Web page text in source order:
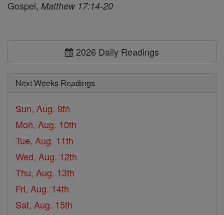
Gospel, Matthew 17:14-20
2026 Daily Readings
Next Weeks Readings
Sun, Aug. 9th
Mon, Aug. 10th
Tue, Aug. 11th
Wed, Aug. 12th
Thu, Aug. 13th
Fri, Aug. 14th
Sat, Aug. 15th